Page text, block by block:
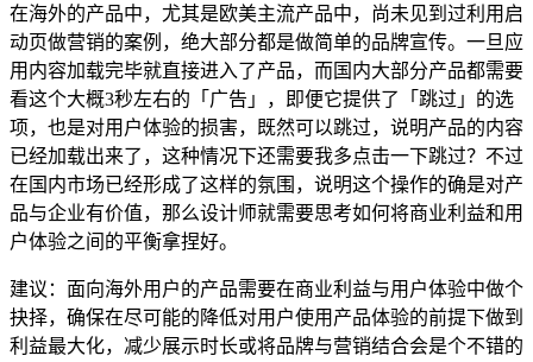
在海外的产品中，尤其是欧美主流产品中，尚未见到过利用启
动页做营销的案例，绝大部分都是做简单的品牌宣传。一旦应
用内容加载完毕就直接进入了产品，而国内大部分产品都需要
看这个大概3秒左右的「广告」，即便它提供了「跳过」的选
项，也是对用户体验的损害，既然可以跳过，说明产品的内容
已经加载出来了，这种情况下还需要我多点击一下跳过？不过
在国内市场已经形成了这样的氛围，说明这个操作的确是对产
品与企业有价值，那么设计师就需要思考如何将商业利益和用
户体验之间的平衡拿捏好。
建议：面向海外用户的产品需要在商业利益与用户体验中做个
抉择，确保在尽可能的降低对用户使用产品体验的前提下做到
利益最大化，减少展示时长或将品牌与营销结合会是个不错的